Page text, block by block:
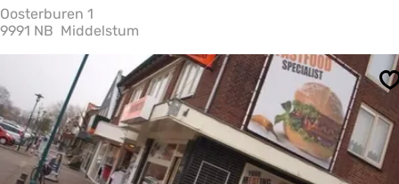
s
u
Oosterburen 1
9991 NB Middelstum